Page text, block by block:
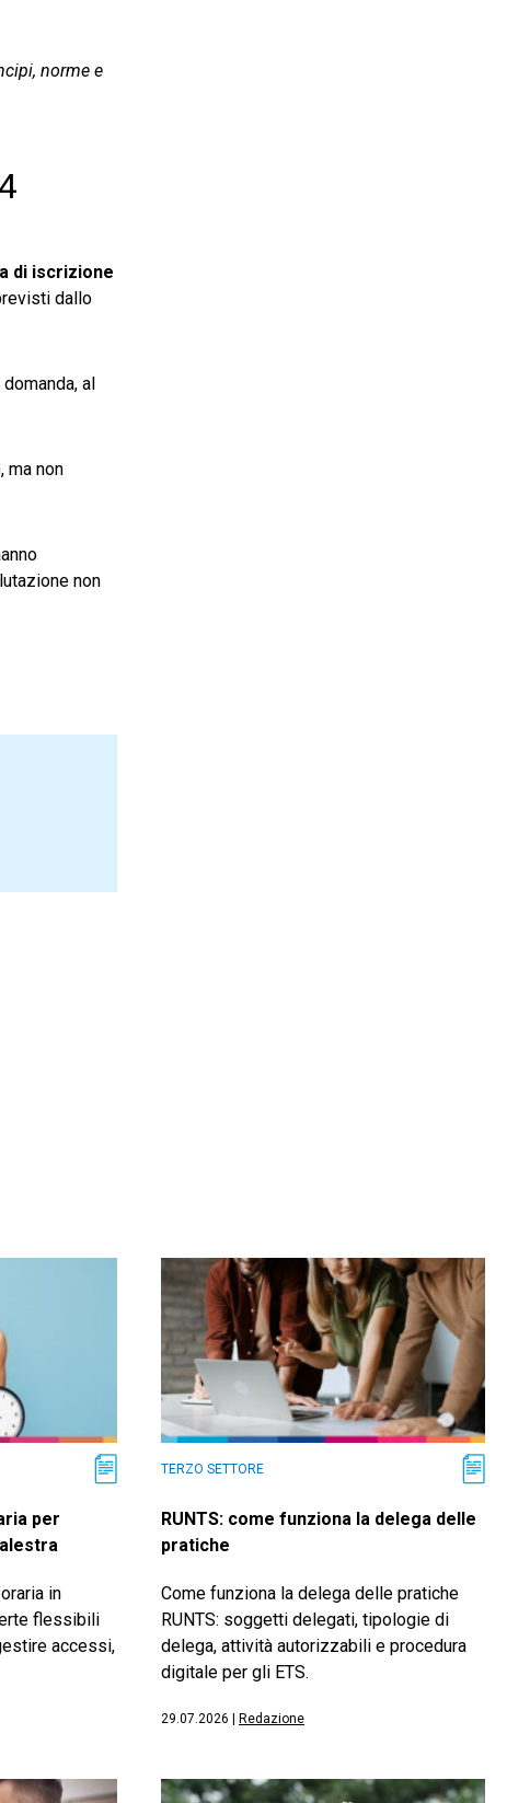
norme e
di iscrizione
dallo
al
ma non
non
per
in
flessibili
accessi,
TERZO SETTORE
RUNTS: come funziona la delega delle
pratiche
Come funziona la delega delle pratiche
RUNTS: soggetti delegati, tipologie di
delega, attività autorizzabili e procedura
digitale per gli ETS.
29.07.2026 Redazione